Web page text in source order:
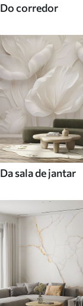
Do corredor
Da sala de jantar